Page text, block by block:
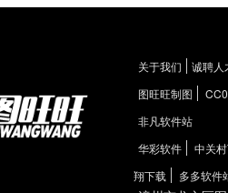
关于我们 诚聘人
图旺旺制图
非凡软件站
华彩软件
中关
翔下载
多多软件